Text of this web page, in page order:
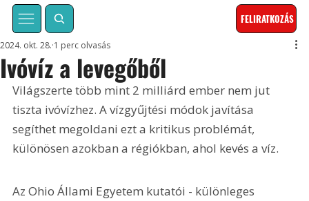
FELIRATKOZÁS
Ivóvíz a levegőből
2024. okt. 28. 1 perc olvasás
Világszerte több mint 2 milliárd ember nem jut
tiszta ivóvízhez. A vízgyűjtési módok javítása
segíthet megoldani ezt a kritikus problémát,
különösen azokban a régiókban, ahol kevés a víz.
Az Ohio Állami Egyetem kutatói - különleges